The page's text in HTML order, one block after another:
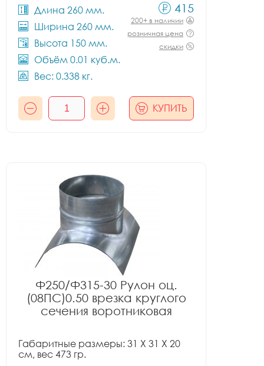
Длина 260 мм.
Ширина 260 мм.
Высота 150 мм.
Объём 0.01 куб.м.
Вес: 0.338 кг.
415
200+ в наличии
розничная цена
скидки
КУПИТЬ
Ф250/Ф315-30 Рулон оц.
(08ПС)0.50 врезка круглого
сечения воротниковая
Габаритные размеры: 31 X 31 X 20
см, вес 473 гр.